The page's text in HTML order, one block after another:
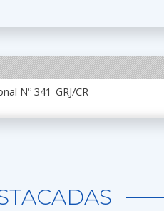
Nº 341-GRJ/CR